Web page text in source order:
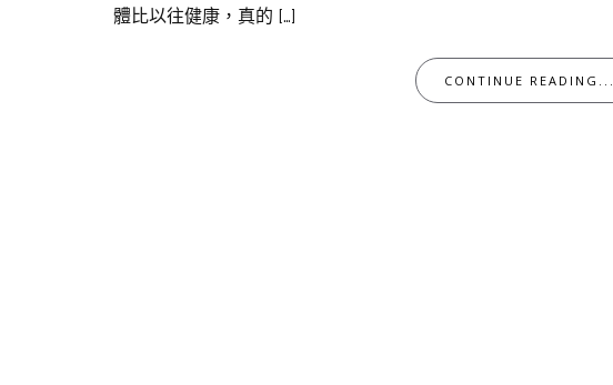
體比以往健康，真的 […]
CONTINUE READING...